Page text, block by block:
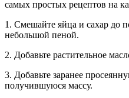
самых простых рецептов на
1. Смешайте яйца и сахар до
небольшой пеной.
2. Добавьте растительное
3. Добавьте заранее
получившуюся массу.